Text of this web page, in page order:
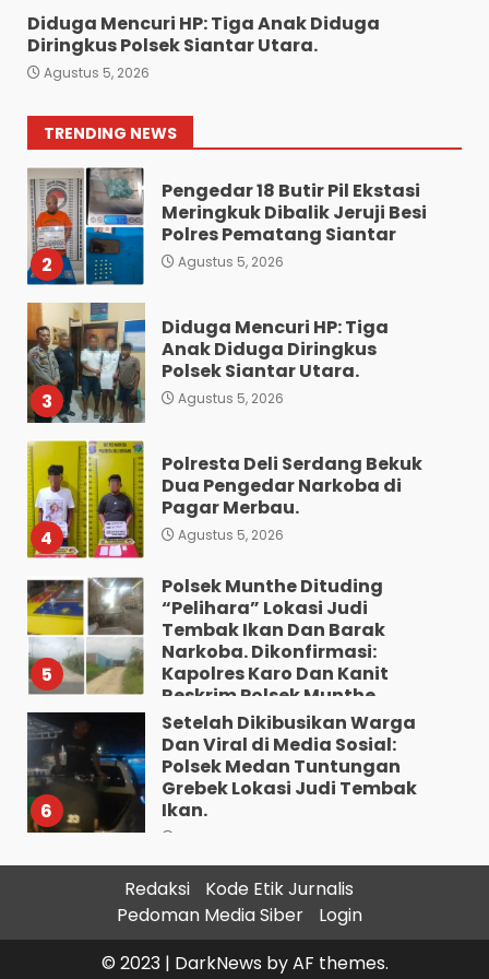
Diduga Mencuri HP: Tiga Anak Diduga
Diringkus Polsek Siantar Utara.
Agustus 5, 2026
TRENDING NEWS
1
Bawa 10 Butir Pil Ekstasi:
Agustus 5, 2026
2
Pengedar 18 Butir Pil Ekstasi
Meringkuk Dibalik Jeruji Besi
Polres Pematang Siantar
Agustus 5, 2026
3
Diduga Mencuri HP: Tiga
Anak Diduga Diringkus
Polsek Siantar Utara.
Agustus 5, 2026
4
Polresta Deli Serdang Bekuk
Dua Pengedar Narkoba di
Pagar Merbau.
Agustus 5, 2026
5
Polsek Munthe Dituding
“Pelihara” Lokasi Judi
Tembak Ikan Dan Barak
Narkoba. Dikonfirmasi:
Kapolres Karo Dan Kanit
Reskrim Polsek Munthe
Bungkam.
Agustus 5, 2026
6
Setelah Dikibusikan Warga
Dan Viral di Media Sosial:
Polsek Medan Tuntungan
Grebek Lokasi Judi Tembak
Ikan.
7
Residivis Asal Aceh Dibekuk
di Siantar, Polisi Sita 9,05
Gram Sabu
Agustus 4, 2026
Redaksi
Kode Etik Jurnalis
Pedoman Media Siber
Login
© 2023 | DarkNews by AF themes.